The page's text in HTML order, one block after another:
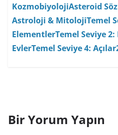
KozmobiyolojiAsteroid
Astroloji & MitolojiTemel
ElementlerTemel Seviye
EvlerTemel Seviye 4: Açılar
Bir Yorum Yapın